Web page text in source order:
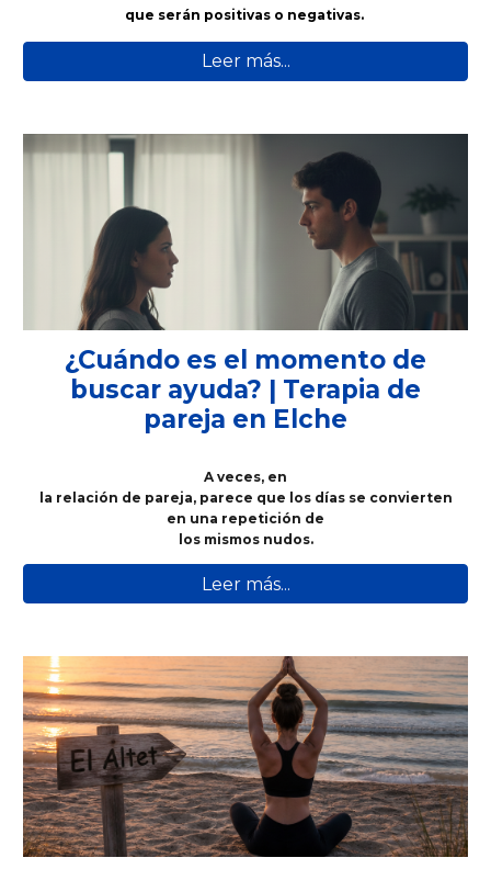
que serán positivas o negativas.
Leer más...
¿Cuándo es el momento de
buscar ayuda? | Terapia de
pareja en Elche
A veces, en
la relación de pareja, parece que los días se convierten
en una repetición de
los mismos nudos.
Leer más...